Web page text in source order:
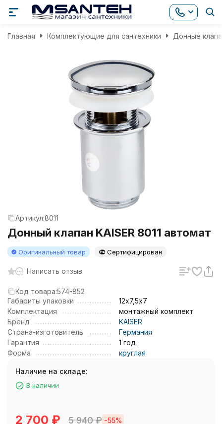
Главная Комплектующие для сантехники Донные
Артикул:8011
Донный клапан KAISER 8011 автомат
Оригинальный товар Сертифицирован
Написать отзыв
Код товара:574-852
Габариты упаковки
12х7,5х7
Комплектация
монтажный комплект
Бренд
KAISER
Страна-изготовитель
Германия
Гарантия
1 год
Форма
круглая
Наличие на складе:
В наличии
2 700 ₽ 5 940₽ -55%